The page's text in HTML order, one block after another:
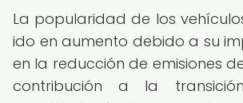
La popularidad de los
ido en aumento debido a su
en la reducción de emisiones
contribución a la